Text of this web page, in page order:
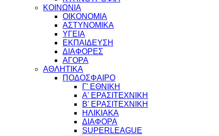
ΚΟΙΝΩΝΙΑ
ΟΙΚΟΝΟΜΙΑ
ΑΣΤΥΝΟΜΙΚΑ
ΥΓΕΙΑ
ΕΚΠΑΙΔΕΥΣΗ
ΔΙΑΦΟΡΕΣ
ΑΓΟΡΑ
ΑΘΛΗΤΙΚΑ
ΠΟΔΟΣΦΑΙΡΟ
Γ' ΕΘΝΙΚΗ
Α' ΕΡΑΣΙΤΕΧΝΙΚΗ
Β' ΕΡΑΣΙΤΕΧΝΙΚΗ
ΗΛΙΚΙΑΚΑ
ΔΙΑΦΟΡΑ
SUPERLEAGUE